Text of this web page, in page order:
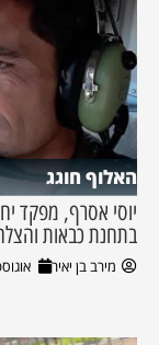
האלוף חוגג
יוסי אסרף, מפקד
בתחנת כבאות
מירב בן יאיר אוגוסט 4,